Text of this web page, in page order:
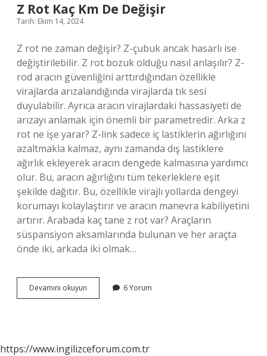
Z Rot Kaç Km De Değişir
Tarih: Ekim 14, 2024
Z rot ne zaman değişir? Z-çubuk ancak hasarlı ise
değiştirilebilir. Z rot bozuk olduğu nasıl anlaşılır? Z-
rod aracın güvenliğini arttırdığından özellikle
virajlarda arızalandığında virajlarda tık sesi
duyulabilir. Ayrıca aracın virajlardaki hassasiyeti de
arızayı anlamak için önemli bir parametredir. Arka z
rot ne işe yarar? Z-link sadece iç lastiklerin ağırlığını
azaltmakla kalmaz, aynı zamanda dış lastiklere
ağırlık ekleyerek aracın dengede kalmasına yardımcı
olur. Bu, aracın ağırlığını tüm tekerleklere eşit
şekilde dağıtır. Bu, özellikle virajlı yollarda dengeyi
korumayı kolaylaştırır ve aracın manevra kabiliyetini
artırır. Arabada kaç tane z rot var? Araçların
süspansiyon aksamlarında bulunan ve her araçta
önde iki, arkada iki olmak…
Devamını okuyun
Rot
6 Yorum
https://www.ingilizceforum.com.tr